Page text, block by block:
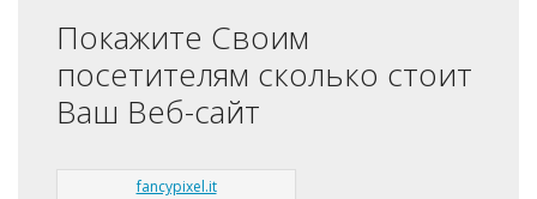
Покажите Своим
посетителям сколько стоит
Ваш Веб-сайт
fancypixel.it